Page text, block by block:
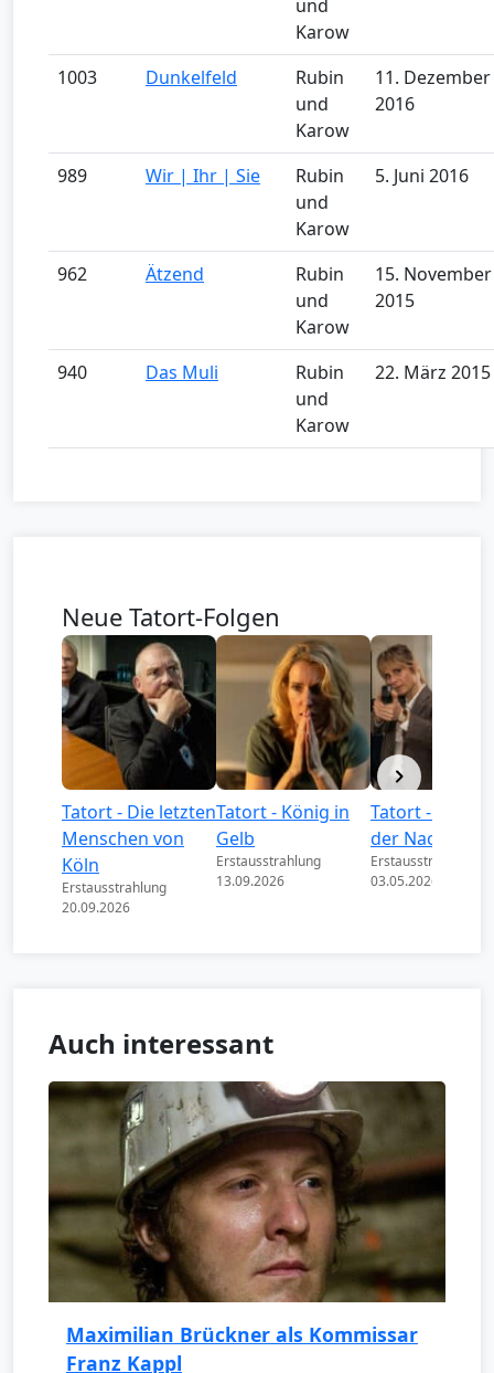
und
Karow
1003 Dunkelfeld
Rubin
und
Karow
11. Dezember
2016
989 Wir | Ihr | Sie
Rubin
und
Karow
5. Juni 2016
962 Ätzend
Rubin
und
Karow
15. November
2015
940 Das Muli
Rubin
und
Karow
22. März 2015
Neue Tatort-Folgen
Tatort - Die letzten
Menschen von
Köln
Erstausstrahlung
20.09.2026
Tatort - König in
Gelb
Erstausstrahlung
13.09.2026
Tatort - Könige
der Nacht
Erstausstrahlung
03.05.2026
Auch interessant
Maximilian Brückner als Kommissar
Franz Kappl